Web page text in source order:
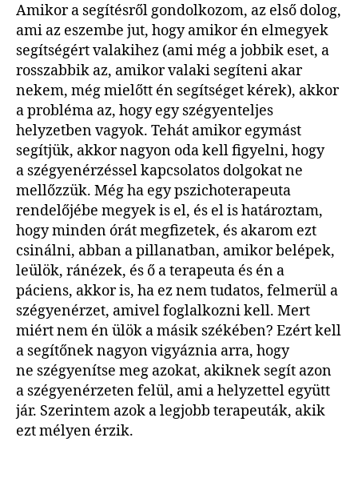
Amikor a segítésről gondolkozom, az első dolog,
ami az eszembe jut, hogy amikor én elmegyek
segítségért valakihez (ami még a jobbik eset, a
rosszabbik az, amikor valaki segíteni akar
nekem, még mielőtt én segítséget kérek), akkor
a probléma az, hogy egy szégyenteljes
helyzetben vagyok. Tehát amikor egymást
segítjük, akkor nagyon oda kell figyelni, hogy
a szégyenérzéssel kapcsolatos dolgokat ne
mellőzzük. Még ha egy pszichoterapeuta
rendelőjébe megyek is el, és el is határoztam,
hogy minden órát megfizetek, és akarom ezt
csinálni, abban a pillanatban, amikor belépek,
leülök, ránézek, és ő a terapeuta és én a
páciens, akkor is, ha ez nem tudatos, felmerül a
szégyenérzet, amivel foglalkozni kell. Mert
miért nem én ülök a másik székében? Ezért kell
a segítőnek nagyon vigyáznia arra, hogy
ne szégyenítse meg azokat, akiknek segít azon
a szégyenérzeten felül, ami a helyzettel együtt
jár. Szerintem azok a legjobb terapeuták, akik
ezt mélyen érzik.